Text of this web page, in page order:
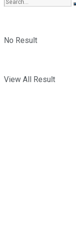
No Result
View All Result